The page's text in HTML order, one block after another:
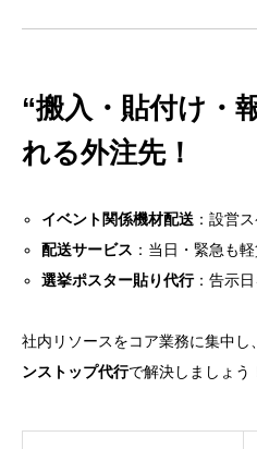
“搬入・貼付け・
れる外注先！
イベント関係機材配送 ：設営
配送サービス ：当日・緊急も
選挙ポスター貼り代行：告示
社内リソースをコア業務に集中
ンストップ代行で解決しましょう